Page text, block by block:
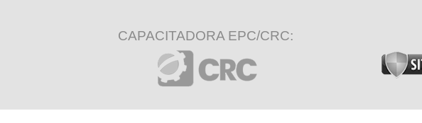
CAPACITADORA EPC/CRC: